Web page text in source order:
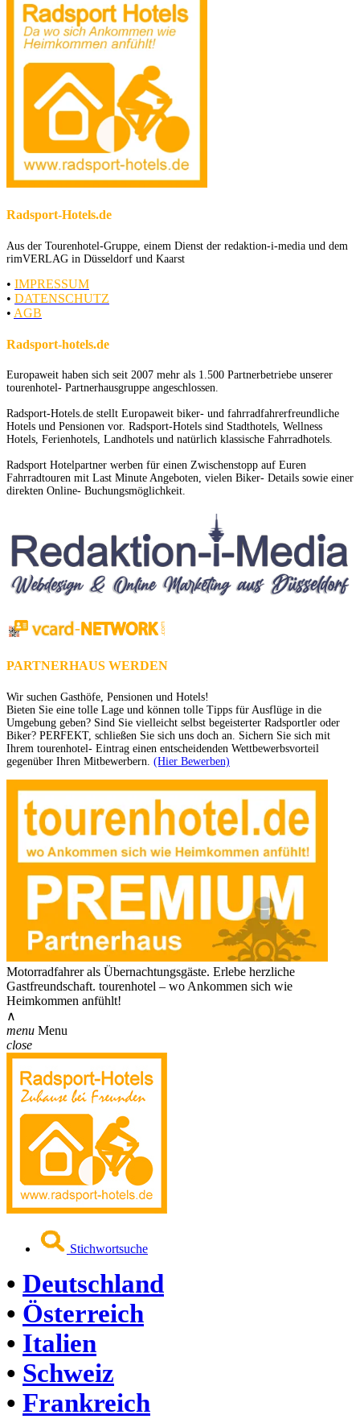
Radsport-Hotels.de
Aus der Tourenhotel-Gruppe, einem Dienst der redaktion-i-media und dem
rimVERLAG in Düsseldorf und Kaarst
• IMPRESSUM
• DATENSCHUTZ
• AGB
Radsport-hotels.de
Europaweit haben sich seit 2007 mehr als 1.500 Partnerbetriebe unserer
tourenhotel- Partnerhausgruppe angeschlossen.
Radsport-Hotels.de stellt Europaweit biker- und fahrradfahrerfreundliche
Hotels und Pensionen vor. Radsport-Hotels sind Stadthotels, Wellness
Hotels, Ferienhotels, Landhotels und natürlich klassische Fahrradhotels.
Radsport Hotelpartner werben für einen Zwischenstopp auf Euren
Fahrradtouren mit Last Minute Angeboten, vielen Biker- Details sowie einer
direkten Online- Buchungsmöglichkeit.
PARTNERHAUS WERDEN
Wir suchen Gasthöfe, Pensionen und Hotels!
Bieten Sie eine tolle Lage und können tolle Tipps für Ausflüge in die
Umgebung geben? Sind Sie vielleicht selbst begeisterter Radsportler oder
Biker? PERFEKT, schließen Sie sich uns doch an. Sichern Sie sich mit
Ihrem tourenhotel- Eintrag einen entscheidenden Wettbewerbsvorteil
gegenüber Ihren Mitbewerbern. (Hier Bewerben)
Motorradfahrer als Übernachtungsgäste. Erlebe herzliche
Gastfreundschaft. tourenhotel – wo Ankommen sich wie
Heimkommen anfühlt!
∧
menu Menu
close
Stichwortsuche
• Deutschland
• Österreich
• Italien
• Schweiz
• Frankreich